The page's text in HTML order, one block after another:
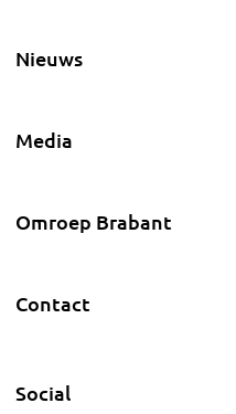
Nieuws
Media
Omroep Brabant
Contact
Social